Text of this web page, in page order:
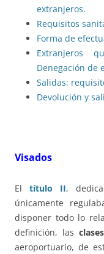
extranjeros.
Requisitos
Forma de
Extranjeros
Denegación de
Salidas:
Devolución y
Visados
El título II,
únicamente
disponer todo lo
definición, las clases
aeroportuario, de